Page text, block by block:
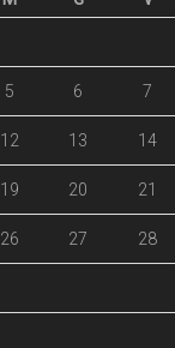
5 6 7
12 13 14
19 20 21
26 27 28